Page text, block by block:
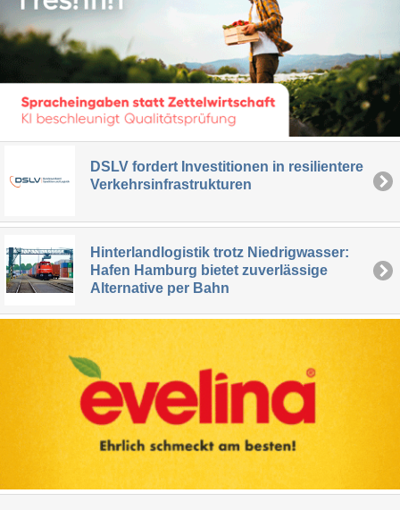
DSLV fordert Investitionen in resilientere
Verkehrsinfrastrukturen
Hinterlandlogistik trotz Niedrigwasser:
Hafen Hamburg bietet zuverlässige
Alternative per Bahn